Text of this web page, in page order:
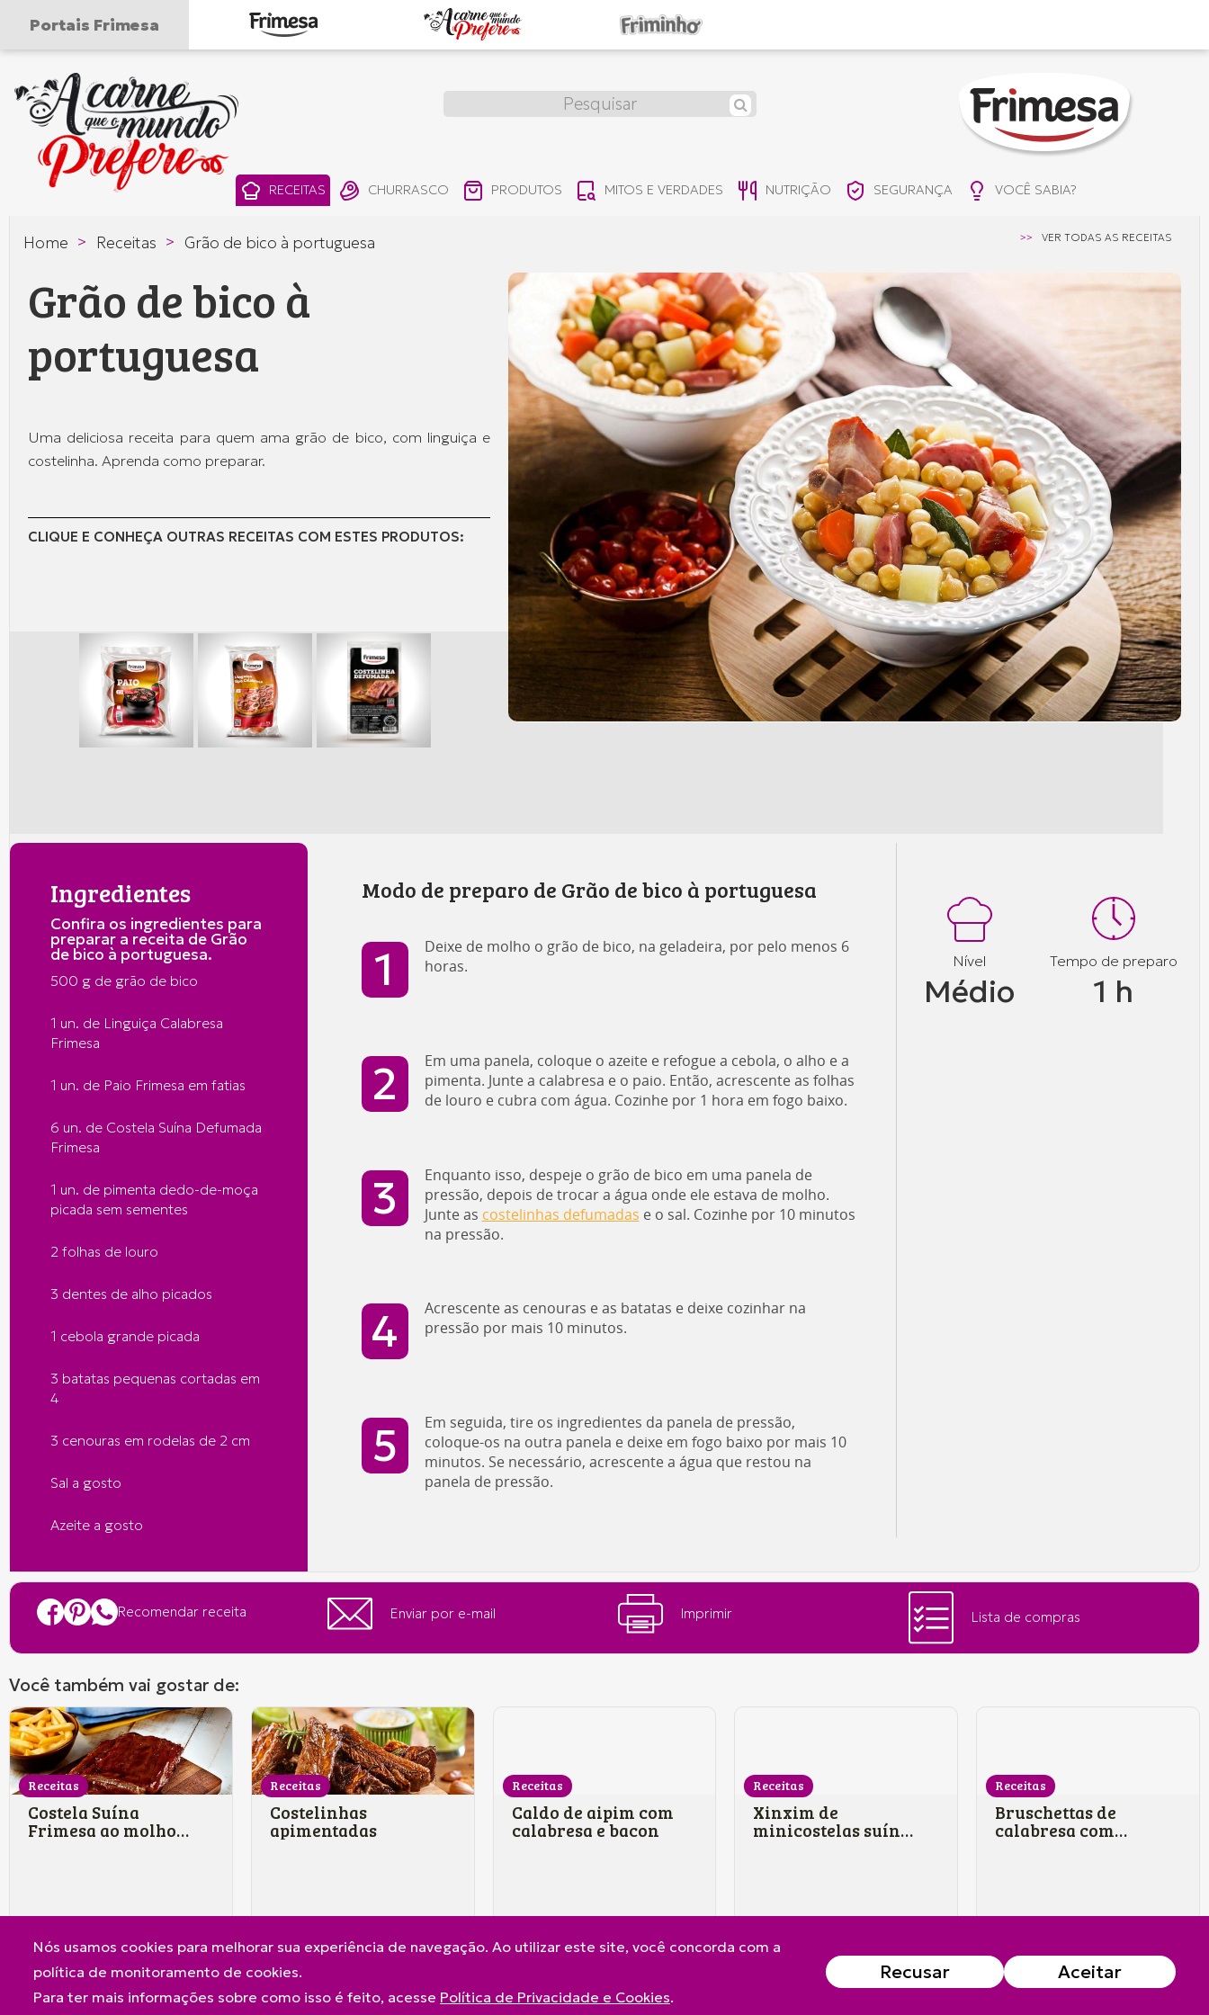
Portais Frimesa
A
carne
que
mundo
prefere
Frimesa
RECEITAS CHURRASCO PRODUTOS MITOS E VERDADES NUTRIÇÃO SEGURANÇA VOCÊ SABIA?
Home > Receitas > Grão de bico à portuguesa >> VER TODAS AS RECEITAS
Grão de bico à
portuguesa
Uma deliciosa receita para quem ama grão de bico, com linguiça e
costelinha. Aprenda como preparar.
CLIQUE E CONHEÇA OUTRAS RECEITAS COM ESTES PRODUTOS:
Ingredientes
Confira os ingredientes para
preparar a receita de Grão
de bico à portuguesa.
500 g de grão de bico
1 un. de Linguiça Calabresa
Frimesa
1 un. de Paio Frimesa em fatias
6 un. de Costela Suína Defumada
Frimesa
1 un. de pimenta dedo-de-moça
picada sem sementes
2 folhas de louro
3 dentes de alho picados
1 cebola grande picada
3 batatas pequenas cortadas em
4
3 cenouras em rodelas de 2 cm
Sal a gosto
Azeite a gosto
Modo de preparo de Grão de bico à portuguesa
Deixe de molho o grão de bico, na geladeira, por pelo menos 6
horas.
Em uma panela, coloque o azeite e refogue a cebola, o alho e a
pimenta. Junte a calabresa e o paio. Então, acrescente as folhas
de louro e cubra com água. Cozinhe por 1 hora em fogo baixo.
Enquanto isso, despeje o grão de bico em uma panela de
pressão, depois de trocar a água onde ele estava de molho.
Junte as costelinhas defumadas e o sal. Cozinhe por 10 minutos
na pressão.
Acrescente as cenouras e as batatas e deixe cozinhar na
pressão por mais 10 minutos.
Em seguida, tire os ingredientes da panela de pressão,
coloque-os na outra panela e deixe em fogo baixo por mais 10
minutos. Se necessário, acrescente a água que restou na
panela de pressão.
Nível
Médio
Tempo de preparo
1 h
Recomendar receita Enviar por e-mail Imprimir Lista de compras
Você também vai gostar de:
Receitas
Costela Suína
Frimesa ao molho
Receitas
Costelinhas
apimentadas
Receitas
Caldo de aipim com
calabresa e bacon
Receitas
Xinxim de
minicostelas suínas
Receitas
Bruschettas de
calabresa com
Nós usamos cookies para melhorar sua experiência de navegação. Ao utilizar este site, você concorda com a
política de monitoramento de cookies.
Para ter mais informações sobre como isso é feito, acesse Política de Privacidade e Cookies.
Recusar Aceitar
A Frimesa Produtos Contato Política de Privacidade e Cookies